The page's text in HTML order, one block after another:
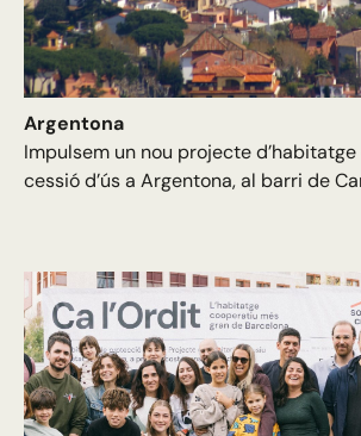
Argentona
Impulsem un nou projecte
cessió d’ús a Argentona, al barri de